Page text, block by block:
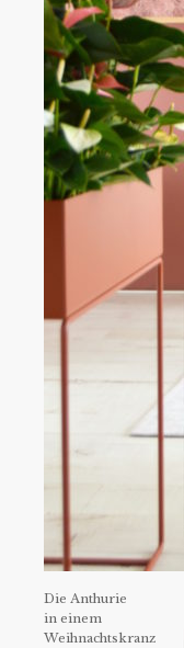
Die Anthurie
in einem
Weihnachtskranz